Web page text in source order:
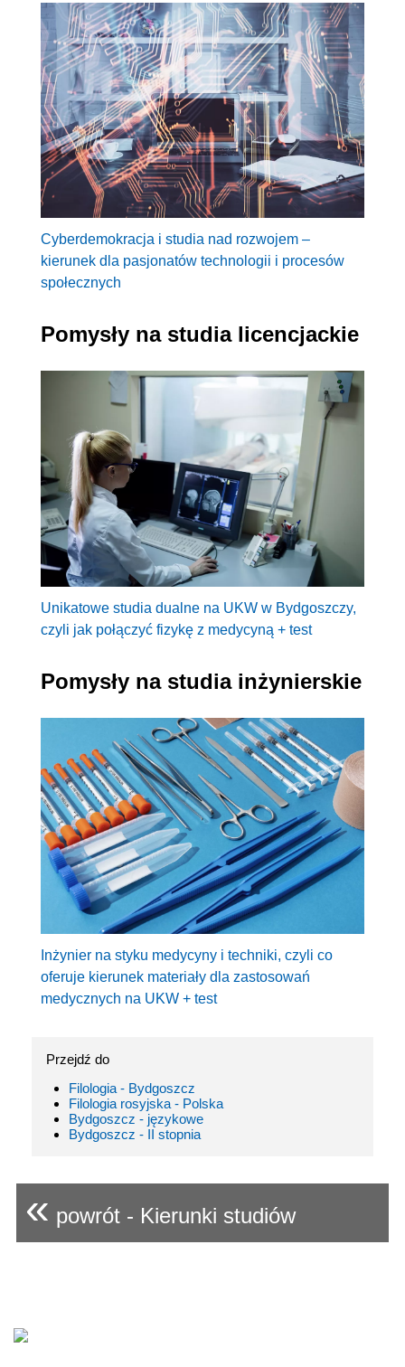
Cyberdemokracja i studia nad rozwojem –
kierunek dla pasjonatów technologii i procesów
społecznych
Pomysły na studia licencjackie
Unikatowe studia dualne na UKW w Bydgoszczy,
czyli jak połączyć fizykę z medycyną + test
Pomysły na studia inżynierskie
Inżynier na styku medycyny i techniki, czyli co
oferuje kierunek materiały dla zastosowań
medycznych na UKW + test
Przejdź do
Filologia - Bydgoszcz
Filologia rosyjska - Polska
Bydgoszcz - językowe
Bydgoszcz - II stopnia
« powrót - Kierunki studiów